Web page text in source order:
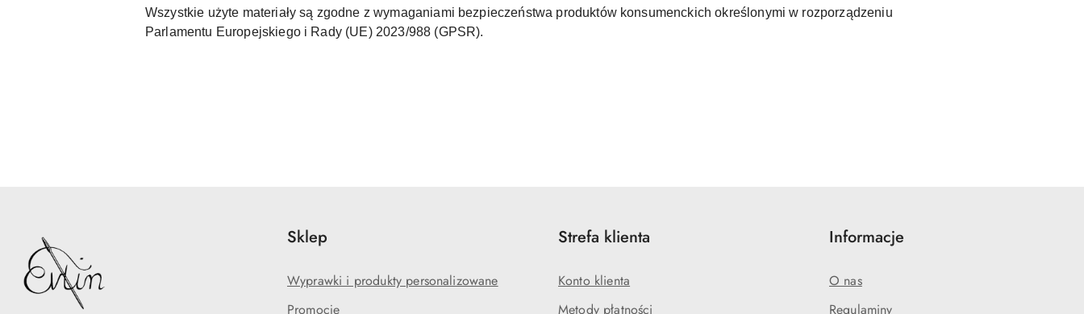
Wszystkie użyte materiały są zgodne z wymaganiami bezpieczeństwa produktów konsumenckich określonymi w rozporządzeniu
Parlamentu Europejskiego i Rady (UE) 2023/988 (GPSR).
Sklep
Wyprawki i produkty personalizowane
Promocje
Strefa klienta
Konto klienta
Metody płatności
Informacje
O nas
Regulaminy